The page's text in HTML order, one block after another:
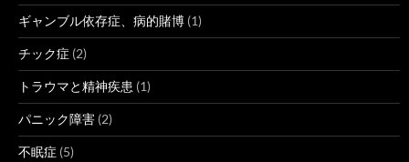
ギャンブル依存症、病的賭博 (1)
チック症 (2)
トラウマと精神疾患 (1)
パニック障害 (2)
不眠症 (5)